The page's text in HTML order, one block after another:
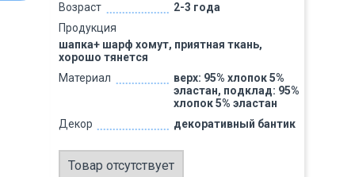
Возраст
2-3 года
Продукция
шапка+ шарф хомут, приятная ткань,
хорошо тянется
Материал
верх: 95% хлопок 5%
эластан, подклад: 95%
хлопок 5% эластан
Декор
декоративный бантик
Товар отсутствует